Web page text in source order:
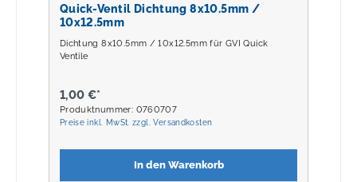
Quick-Ventil Dichtung 8x10.5mm /
10x12.5mm
Dichtung 8x10.5mm / 10x12.5mm für GVI Quick
Ventile
1,00 €*
Produktnummer: 0760707
Preise inkl. MwSt. zzgl. Versandkosten
In den Warenkorb